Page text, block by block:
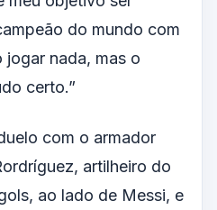
do mundo com
jogar nada, mas o
certo.”
com o armador
artilheiro do
ao lado de Messi, e